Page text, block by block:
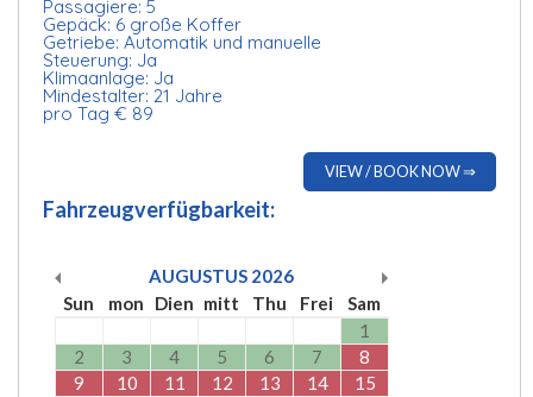
Passagiere: 5
Gepäck: 6 große Koffer
Getriebe: Automatik und manuelle
Steuerung: Ja
Klimaanlage: Ja
Mindestalter: 21 Jahre
pro Tag € 89
VIEW / BOOK NOW ⇒
Fahrzeugverfügbarkeit:
AUGUSTUS 2026
Sun
mon Dien mitt Thu Frei
Sam
1
2
3 4 5 6 7
8
9
10 11 12 13 14
15